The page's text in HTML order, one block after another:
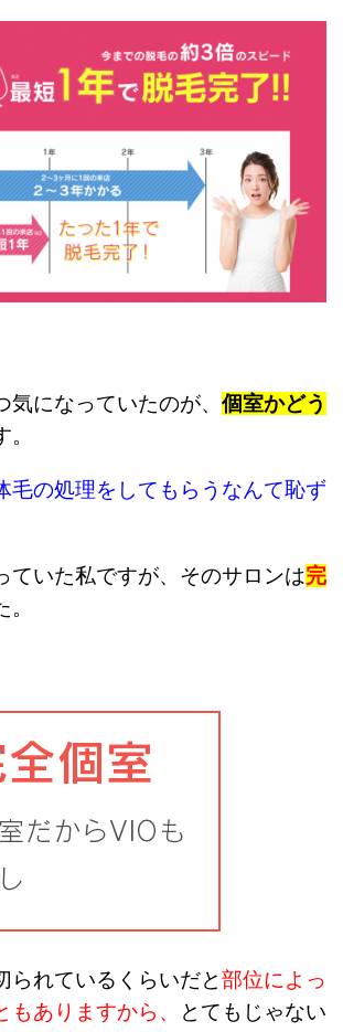
気になっていたのが、 個室かどう
毛の処理を してもらうなんて恥ず
ていた私ですが、 そのサロンは完
られているくらいだと部位によっ
もありますから、
とてもじゃない